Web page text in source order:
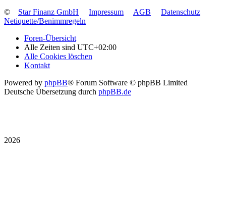
©
Star Finanz GmbH Impressum AGB
Datenschutz
Netiquette/Benimmregeln
Foren-Übersicht
Alle Zeiten sind UTC+02:00
Alle Cookies löschen
Kontakt
Powered by phpBB® Forum Software © phpBB Limited
Deutsche Übersetzung durch phpBB.de
2026